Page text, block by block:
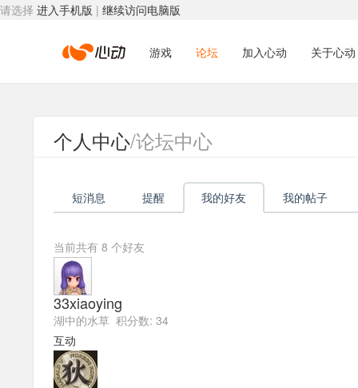
请选择 进入手机版 | 继续访问电脑版
心
动
络
游戏 论坛 加入心动 关于心动
个人中心/论坛中心
短消息 提醒 我的好友 我的帖子
当前共有 8 个好友
33xiaoying
湖中的水草 积分数: 34
互动